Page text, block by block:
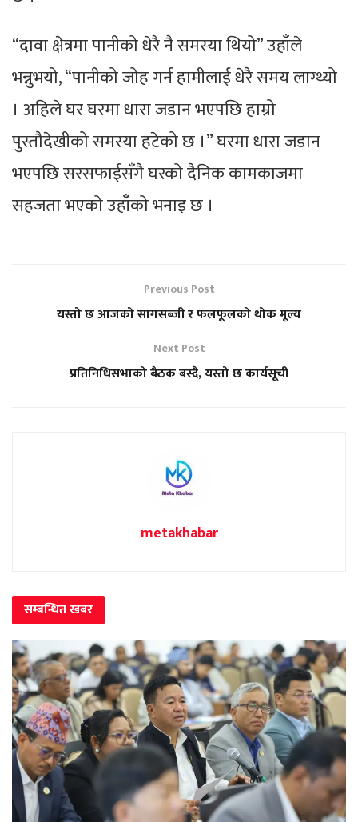
“दावा क्षेत्रमा पानीको धेरै नै समस्या थियो” उहाँले
भन्नुभयो, “पानीको जोह गर्न हामीलाई धेरै समय लाग्थ्यो
। अहिले घर घरमा धारा जडान भएपछि हाम्रो
पुस्तौदेखीको समस्या हटेको छ ।” घरमा धारा जडान
भएपछि सरसफाईसँगै घरको दैनिक कामकाजमा
सहजता भएको उहाँको भनाइ छ ।
Previous Post
यस्तो छ आजको सागसब्जी र फलफूलको थोक मूल्य
Next Post
प्रतिनिधिसभाको बैठक बस्दै, यस्तो छ कार्यसूची
metakhabar
सम्बन्धितखबर